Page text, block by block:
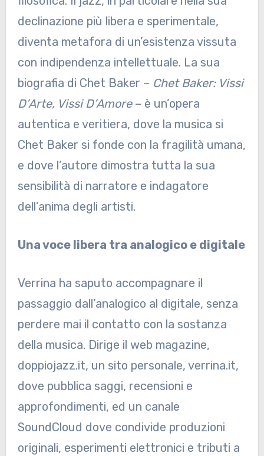
declinazione più libera e sperimentale,
diventa metafora di un’esistenza vissuta
con indipendenza intellettuale. La sua
biografia di Chet Baker – Chet Baker: Vissi
D’Arte, Vissi D’Amore– è un’opera
autentica e veritiera, dove la musica si
Chet Baker si fonde con la fragilità umana,
e dove l’autore dimostra tutta la sua
sensibilità di narratore e indagatore
dell’anima degli artisti.
Una voce libera tra analogico e digitale
Verrina ha saputo accompagnare il
passaggio dall’analogico al digitale, senza
perdere mai il contatto con la sostanza
della musica. Dirige il web magazine,
doppiojazz.it, un sito personale, verrina.it,
dove pubblica saggi, recensioni e
approfondimenti, ed un canale
SoundCloud dove condivide produzioni
originali, esperimenti elettronici e tributi a